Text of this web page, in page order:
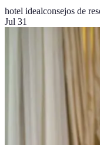
hotel idealconsejos de
Jul 31